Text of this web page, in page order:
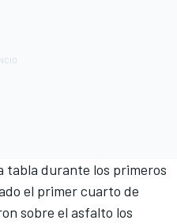
tabla durante los primeros
el primer cuarto de
sobre el asfalto los